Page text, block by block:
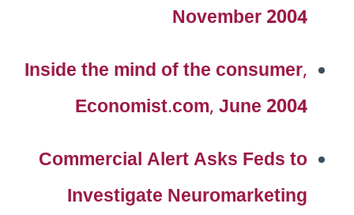
November 2004
Inside the mind of the consumer,
Economist.com, June 2004
Commercial Alert Asks Feds to
Investigate Neuromarketing